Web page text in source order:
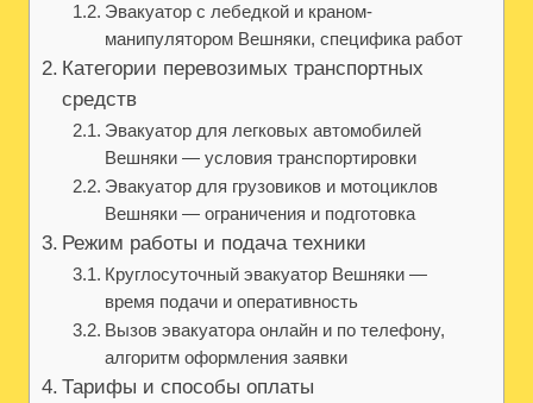
Эвакуатор с лебедкой и краном-
манипулятором Вешняки, специфика работ
Категории перевозимых транспортных
средств
Эвакуатор для легковых автомобилей
Вешняки — условия транспортировки
Эвакуатор для грузовиков и мотоциклов
Вешняки — ограничения и подготовка
Режим работы и подача техники
Круглосуточный эвакуатор Вешняки —
время подачи и оперативность
Вызов эвакуатора онлайн и по телефону,
алгоритм оформления заявки
Тарифы и способы оплаты